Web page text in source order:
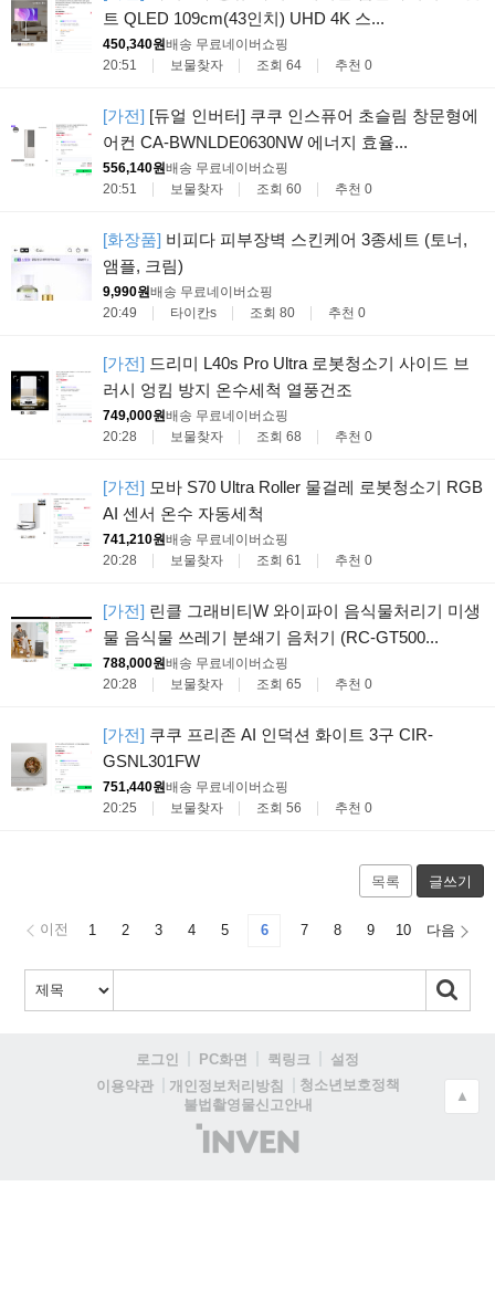
트 QLED 109cm(43인치) UHD 4K 스...
450,340원배송 무료네이버쇼핑
20:51
보물찾자 조회 64 추천 0
[가전] [듀얼 인버터] 쿠쿠 인스퓨어 초슬림 창문형에
어컨 CA-BWNLDE0630NW 에너지 효율...
556,140원배송 무료네이버쇼핑
20:51
보물찾자 조회 60 추천 0
[화장품] 비피다 피부장벽 스킨케어 3종세트 (토너,
앰플, 크림)
9,990원배송 무료네이버쇼핑
20:49
타이칸s 조회 80 추천 0
[가전] 드리미 L40s Pro Ultra 로봇청소기 사이드 브
러시 엉킴 방지 온수세척 열풍건조
749,000원배송 무료네이버쇼핑
20:28
보물찾자 조회 68 추천 0
[가전] 모바 S70 Ultra Roller 물걸레 로봇청소기 RGB
AI 센서 온수 자동세척
741,210원배송 무료네이버쇼핑
20:28
보물찾자 조회 61 추천 0
[가전] 린클 그래비티W 와이파이 음식물처리기 미생
물 음식물 쓰레기 분쇄기 음처기 (RC-GT500...
788,000원배송 무료네이버쇼핑
20:28
보물찾자 조회 65 추천 0
[가전] 쿠쿠 프리존 AI 인덕션 화이트 3구 CIR-
GSNL301FW
751,440원배송 무료네이버쇼핑
20:25
보물찾자 조회 56 추천 0
목록 글쓰기
이전 1 2 3 4 5 6 7 8 9 10 다음
로그인 PC화면 퀵링크
설정
이용약관
개인정보처리방침
청소년보호정책
불법촬영물신고안내
(주)
인
▲